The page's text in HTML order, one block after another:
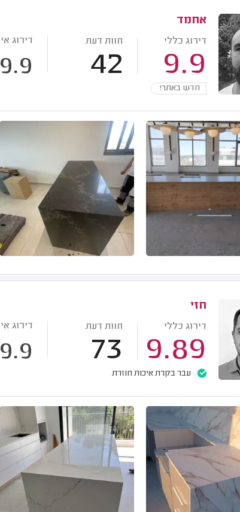
אחמד
דירוג כללי
9.9
חוות דעת
42
דירוג
9.9
חדש באתר!
חזי
דירוג כללי
9.89
חוות דעת
73
דירוג
9.9
עבר בקרת איכות חוזרת